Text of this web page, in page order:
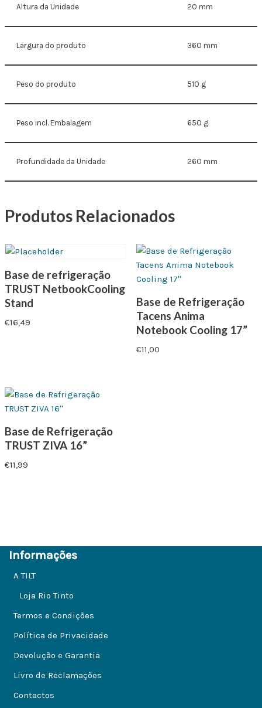
Altura da Unidade 20 mm
Largura do produto 360 mm
Peso do produto 510 g
Peso incl. Embalagem 650 g
Profundidade da Unidade 260 mm
Produtos Relacionados
Base de refrigeração
TRUST NetbookCooling
Stand
€16,49
Base de Refrigeração
Tacens Anima
Notebook Cooling 17”
€11,00
Base de Refrigeração
TRUST ZIVA 16”
€11,99
Informações
A TILT
Loja Rio Tinto
Termos e Condições
Política de Privacidade
Devolução e Garantia
Livro de Reclamações
Contactos